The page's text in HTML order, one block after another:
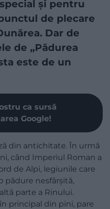
și pentru
de plecare
Dar de
de „Pădurea
este de un
ca sursă
Google!
din antichitate. În urmă
când Imperiul Roman a
de Alpi, legiunile care
pădure nesfârșită,
parte a Rinului.
principal din pini, pare